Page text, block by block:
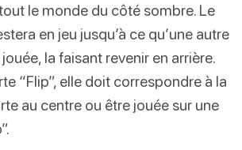
le monde du côté sombre. Le
en jeu jusqu’à ce qu’une autre
la faisant revenir en arrière.
“Flip”, elle doit correspondre à la
au centre ou être jouée sur une